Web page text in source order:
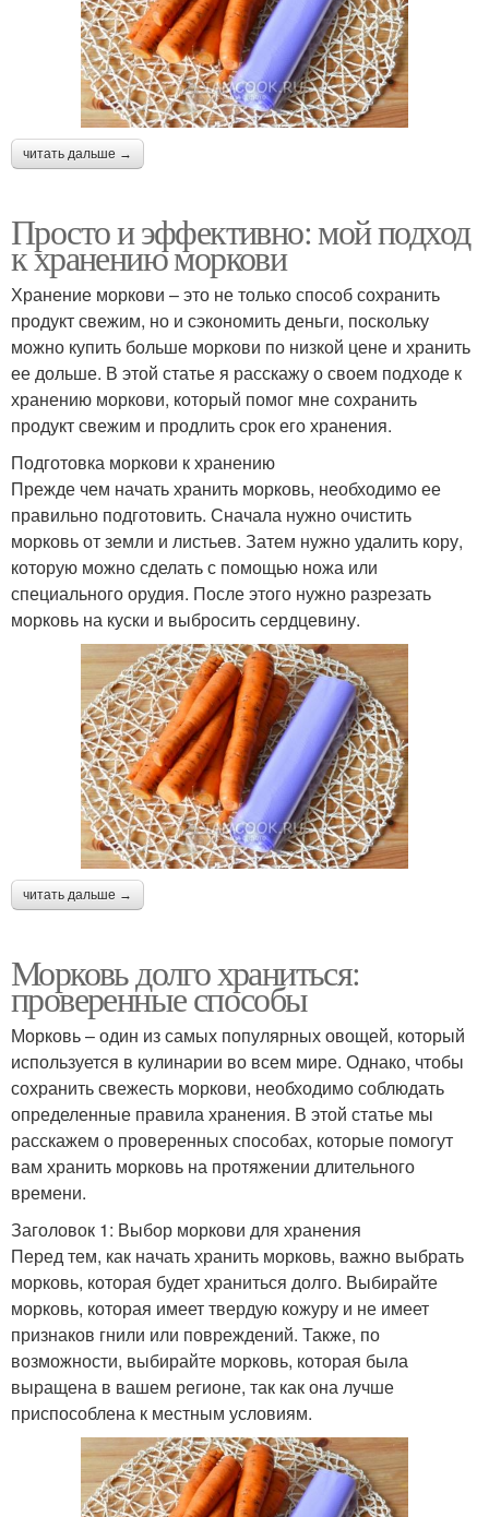
читать дальше →
Просто и эффективно: мой подход
к хранению моркови
Хранение моркови – это не только способ сохранить
продукт свежим, но и сэкономить деньги, поскольку
можно купить больше моркови по низкой цене и хранить
ее дольше. В этой статье я расскажу о своем подходе к
хранению моркови, который помог мне сохранить
продукт свежим и продлить срок его хранения.
Подготовка моркови к хранению
Прежде чем начать хранить морковь, необходимо ее
правильно подготовить. Сначала нужно очистить
морковь от земли и листьев. Затем нужно удалить кору,
которую можно сделать с помощью ножа или
специального орудия. После этого нужно разрезать
морковь на куски и выбросить сердцевину.
читать дальше →
Морковь долго храниться:
проверенные способы
Морковь – один из самых популярных овощей, который
используется в кулинарии во всем мире. Однако, чтобы
сохранить свежесть моркови, необходимо соблюдать
определенные правила хранения. В этой статье мы
расскажем о проверенных способах, которые помогут
вам хранить морковь на протяжении длительного
времени.
Заголовок 1: Выбор моркови для хранения
Перед тем, как начать хранить морковь, важно выбрать
морковь, которая будет храниться долго. Выбирайте
морковь, которая имеет твердую кожуру и не имеет
признаков гнили или повреждений. Также, по
возможности, выбирайте морковь, которая была
выращена в вашем регионе, так как она лучше
приспособлена к местным условиям.